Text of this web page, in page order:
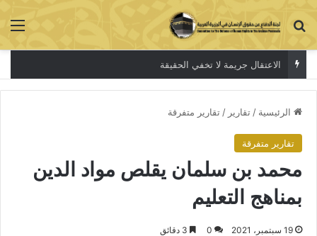
بحث عن
معتقلات الرأي
الرئيسية / تقارير / تقارير متفرقة
تقارير متفرقة
محمد بن سلمان يقلص مواد الدين
بمناهج التعليم
19 سبتمبر، 2021 0